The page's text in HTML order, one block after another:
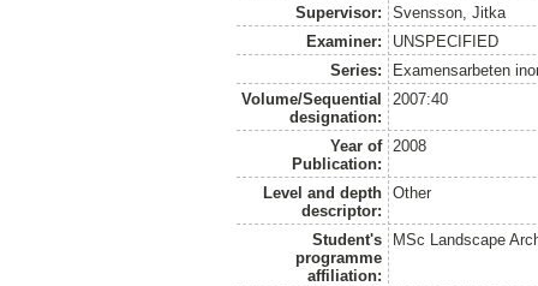
Supervisor:
Svensson, Jitka
Examiner:
UNSPECIFIED
Series:
Examensarbeten
Volume/Sequential
designation:
2007:40
Year of
Publication:
2008
Level and depth
descriptor:
Other
Student's
programme
affiliation:
MSc Landscape